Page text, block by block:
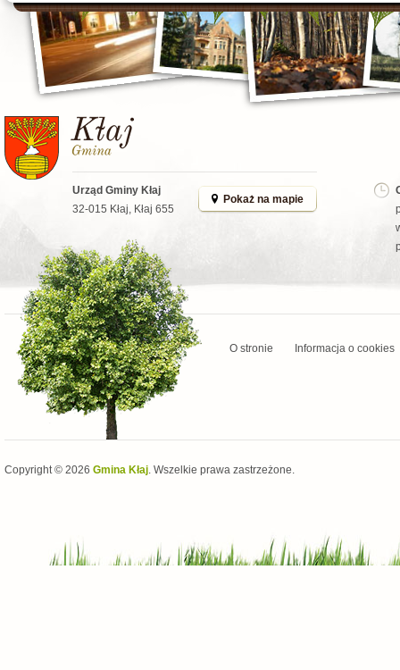
Pokaż na mapie
Urząd Gminy Kłaj
32-015 Kłaj, Kłaj 655
O stronie Informacja o cookies
Copyright © 2026 Gmina Kłaj. Wszelkie prawa zastrzeżone.